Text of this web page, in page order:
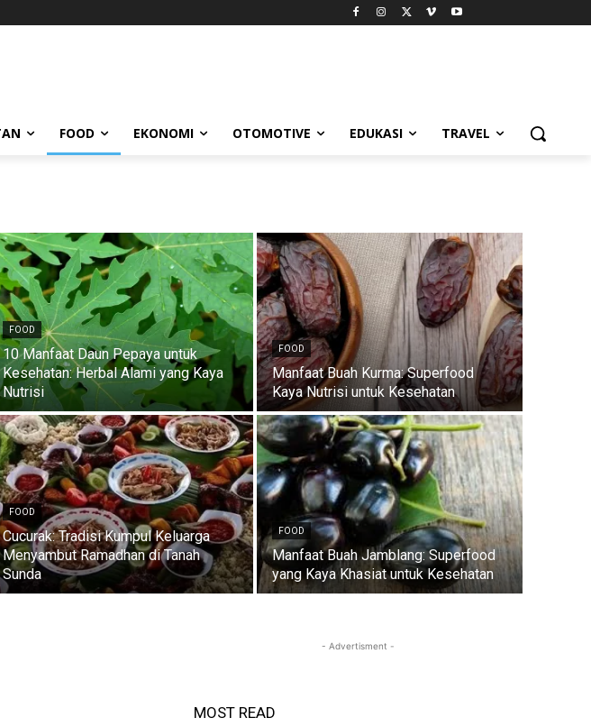
FOOD EKONOMI OTOMOTIVE EDUKASI TRAVEL
FOOD
10 Manfaat Daun Pepaya untuk
Kesehatan: Herbal Alami yang Kaya
Nutrisi
FOOD
Manfaat Buah Kurma: Superfood
Kaya Nutrisi untuk Kesehatan
FOOD
Cucurak: Tradisi Kumpul Keluarga
Menyambut Ramadhan di Tanah
Sunda
FOOD
Manfaat Buah Jamblang: Superfood
yang Kaya Khasiat untuk Kesehatan
- Advertisment -
MOST READ